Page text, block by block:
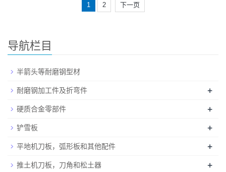
1 2 下一页
导航栏目
半箭头等耐磨钢型材
耐磨钢加工件及折弯件
+
硬质合金零部件 +
铲雪板 +
平地机刀板，弧形板和其他配件 +
推土机刀板，刀角和松土器 +